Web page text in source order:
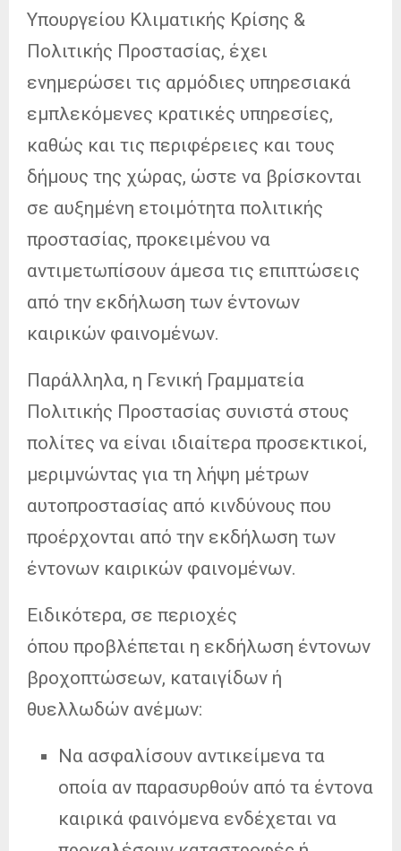
Υπουργείου Κλιματικής Κρίσης &
Πολιτικής Προστασίας, έχει
ενημερώσει τις αρμόδιες υπηρεσιακά
εμπλεκόμενες κρατικές υπηρεσίες,
καθώς και τις περιφέρειες και τους
δήμους της χώρας, ώστε να βρίσκονται
σε αυξημένη ετοιμότητα πολιτικής
προστασίας, προκειμένου να
αντιμετωπίσουν άμεσα τις επιπτώσεις
από την εκδήλωση των έντονων
καιρικών φαινομένων.
Παράλληλα, η Γενική Γραμματεία
Πολιτικής Προστασίας συνιστά στους
πολίτες να είναι ιδιαίτερα προσεκτικοί,
μεριμνώντας για τη λήψη μέτρων
αυτοπροστασίας από κινδύνους που
προέρχονται από την εκδήλωση των
έντονων καιρικών φαινομένων.
Ειδικότερα, σε περιοχές
όπου προβλέπεται η εκδήλωση έντονων
βροχοπτώσεων, καταιγίδων ή
θυελλωδών ανέμων:
Να ασφαλίσουν αντικείμενα τα
οποία αν παρασυρθούν από τα έντονα
καιρικά φαινόμενα ενδέχεται να